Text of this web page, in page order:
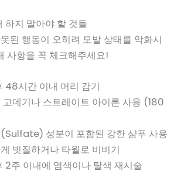
하지 말아야 할 것들
된 행동이 오히려 모발 상태를 악화시
사항을 꼭 체크해주세요!
48시간 이내 머리 감기
고데기나 스트레이트 아이론 사용 (180
성분이 포함된 강한 샴푸 사용
빗질하거나 타월로 비비기
2주 이내에 염색이나 탈색 재시술